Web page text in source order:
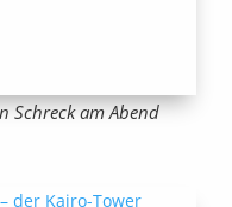
Schreck am Abend